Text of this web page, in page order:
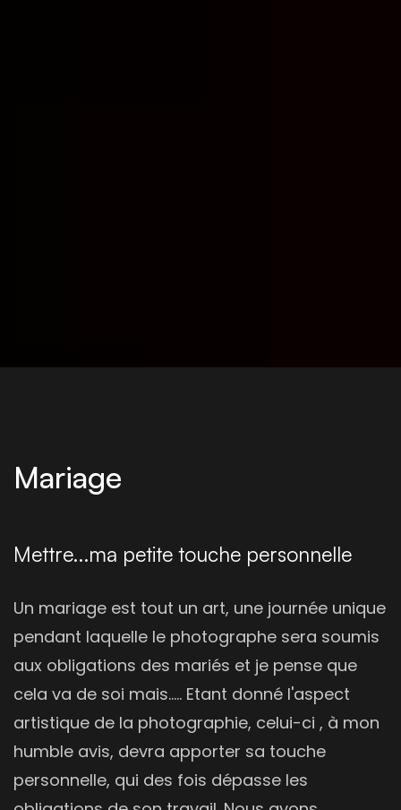
Mariage
Mettre...ma petite touche personnelle
Un mariage est tout un art, une journée unique
pendant laquelle le photographe sera soumis
aux obligations des mariés et je pense que
cela va de soi mais..... Etant donné l'aspect
artistique de la photographie, celui-ci , à mon
humble avis, devra apporter sa touche
personnelle, qui des fois dépasse les